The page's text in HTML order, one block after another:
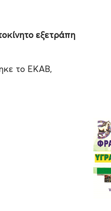
εξετράπη
το ΕΚΑΒ,